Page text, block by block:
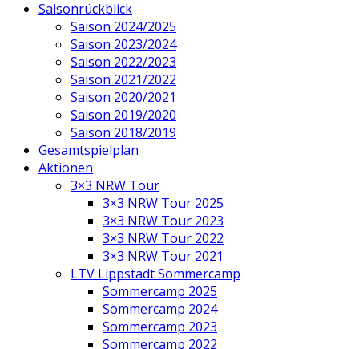
Saisonrückblick
Saison 2024/2025
Saison 2023/2024
Saison 2022/2023
Saison 2021/2022
Saison 2020/2021
Saison 2019/2020
Saison 2018/2019
Gesamtspielplan
Aktionen
3×3 NRW Tour
3×3 NRW Tour 2025
3×3 NRW Tour 2023
3×3 NRW Tour 2022
3×3 NRW Tour 2021
LTV Lippstadt Sommercamp
Sommercamp 2025
Sommercamp 2024
Sommercamp 2023
Sommercamp 2022